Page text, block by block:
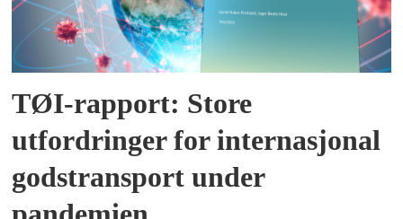
TØI-rapport: Store
utfordringer for internasjonal
godstransport under